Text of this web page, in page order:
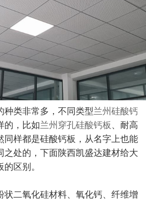
种类非常多，不同类型兰州硅酸钙
的，比如兰州穿孔硅酸钙板 、耐高
同样都是硅酸钙板，从名字上也能
之处的，下面陕西凯盛达建材给大
区别。
状二氧化硅材料、氧化钙、纤维增